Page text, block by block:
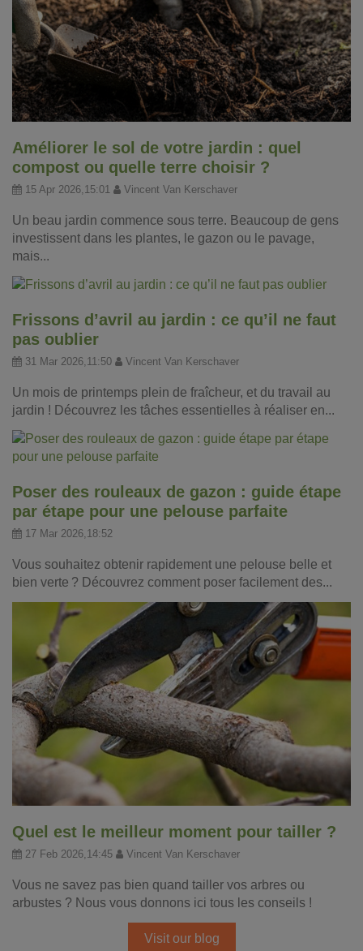
Améliorer le sol de votre jardin : quel
compost ou quelle terre choisir ?
15 Apr 2026,15:01 Vincent Van Kerschaver
Un beau jardin commence sous terre. Beaucoup de gens
investissent dans les plantes, le gazon ou le pavage,
mais...
Frissons d’avril au jardin : ce qu’il ne faut
pas oublier
31 Mar 2026,11:50 Vincent Van Kerschaver
Un mois de printemps plein de fraîcheur, et du travail au
jardin ! Découvrez les tâches essentielles à réaliser en...
Poser des rouleaux de gazon : guide étape
par étape pour une pelouse parfaite
17 Mar 2026,18:52
Vous souhaitez obtenir rapidement une pelouse belle et
bien verte ? Découvrez comment poser facilement des...
Quel est le meilleur moment pour tailler ?
27 Feb 2026,14:45 Vincent Van Kerschaver
Vous ne savez pas bien quand tailler vos arbres ou
arbustes ? Nous vous donnons ici tous les conseils !
Visit our blog